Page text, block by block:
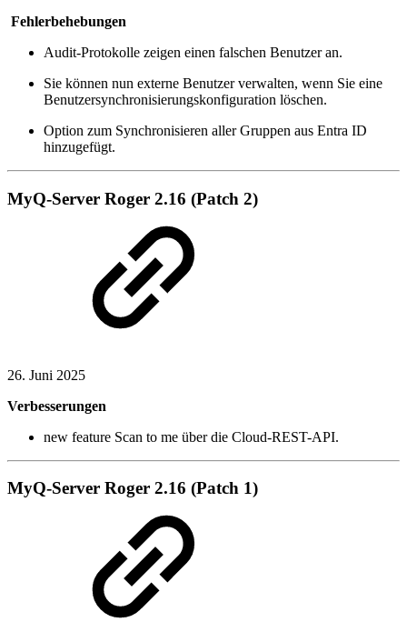
Fehlerbehebungen
Audit-Protokolle zeigen einen falschen Benutzer an.
Sie können nun externe Benutzer verwalten, wenn Sie eine
Benutzersynchronisierungskonfiguration löschen.
Option zum Synchronisieren aller Gruppen aus Entra ID
hinzugefügt.
MyQ-Server Roger 2.16 (Patch 2)
26. Juni 2025
Verbesserungen
new feature Scan to me über die Cloud-REST-API.
MyQ-Server Roger 2.16 (Patch 1)